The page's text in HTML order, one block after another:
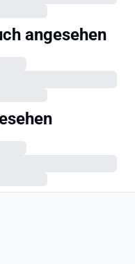
angesehen